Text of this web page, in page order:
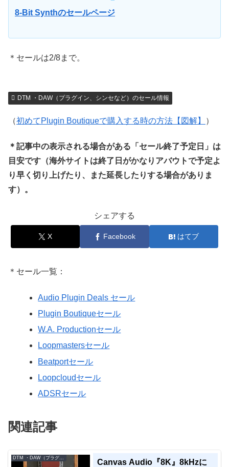
8-Bit Synthのセールページ
＊セールは2/8まで。
DTM ・DAW（プラグイン、シンセなど）のセール情報
（初めてPlugin Boutiqueで購入する時の方法【図解】 ）
＊記事中の表示される場合がある「セール終了予定日」は
目安です（海外サイトは終了日がかなりアバウトで予定よ
り早く切り上げたり、また延長したりする場合がありま
す）。
シェアする
X Facebook はてブ
＊セール一覧：
Audio Plugin Deals セール
Plugin Boutiqueセール
W.A. Productionセール
Loopmastersセール
Beatportセール
Loopcloudセール
ADSRセール
関連記事
Canvas Audio『8K』8kHzに